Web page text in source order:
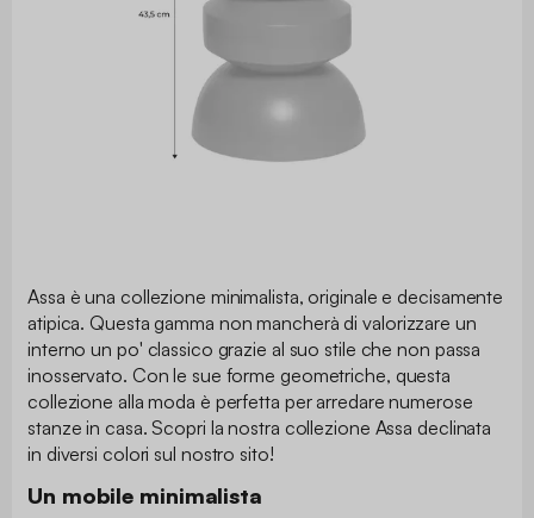
Assa è una collezione minimalista, originale e decisamente
atipica. Questa gamma non mancherà di valorizzare un
interno un po' classico grazie al suo stile che non passa
inosservato. Con le sue forme geometriche, questa
collezione alla moda è perfetta per arredare numerose
stanze in casa. Scopri la nostra collezione Assa declinata
in diversi colori sul nostro sito!
Un mobile minimalista